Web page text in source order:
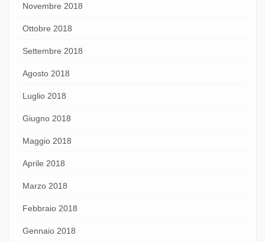
Novembre 2018
Ottobre 2018
Settembre 2018
Agosto 2018
Luglio 2018
Giugno 2018
Maggio 2018
Aprile 2018
Marzo 2018
Febbraio 2018
Gennaio 2018